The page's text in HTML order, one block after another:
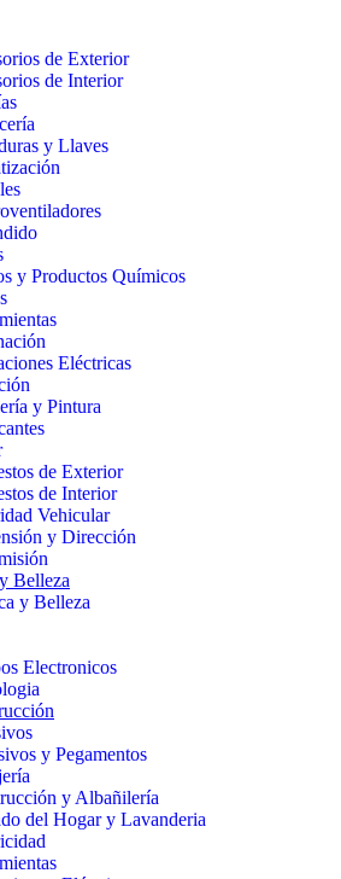
de Exterior
de Interior
y Llaves
y Productos Químicos
Eléctricas
y Pintura
de Exterior
de Interior
Vehicular
y Dirección
Belleza
y Belleza
Electronicos
y Pegamentos
y Albañilería
del Hogar y Lavanderia